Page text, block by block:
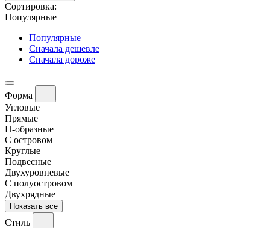
Сортировка:
Популярные
Популярные
Сначала дешевле
Сначала дороже
Форма
Угловые
Прямые
П-образные
С островом
Круглые
Подвесные
Двухуровневые
С полуостровом
Двухрядные
Показать все
Стиль